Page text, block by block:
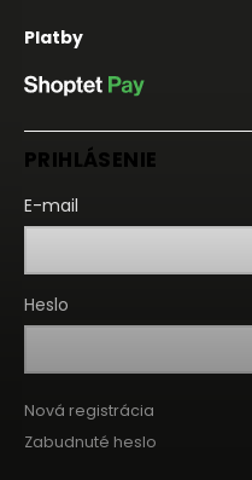
Platby
PRIHLÁSENIE
E-mail
Heslo
Nová registrácia
Zabudnuté heslo